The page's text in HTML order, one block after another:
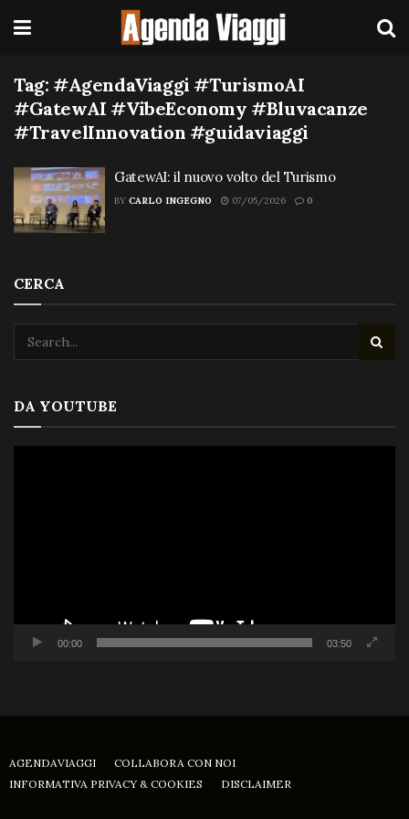
Tag: #AgendaViaggi #TurismoAI
#GatewAI #VibeEconomy #Bluvacanze
#TravelInnovation #guidaviaggi
GatewAI: il nuovo volto del Turismo
BY CARLO INGEGNO 07/05/2026 0
CERCA
DA YOUTUBE
00:00 03:50
AGENDAVIAGGI
COLLABORA CON NOI
INFORMATIVA PRIVACY & COOKIES
DISCLAIMER